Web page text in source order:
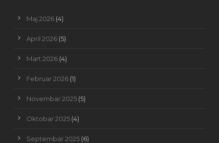
Maj 2026 (4)
April 2026 (5)
Mart 2026 (4)
Februar 2026 (1)
Novembar 2025 (5)
Oktobar 2025 (4)
Septembar 2025 (6)